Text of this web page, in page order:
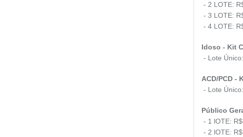
- 2 LOTE:
- 3 LOTE:
- 4 LOTE:
Idoso - Kit
- Lote
ACD/PCD -
- Lote
Público
- 1 lOTE:
- 2 lOTE: